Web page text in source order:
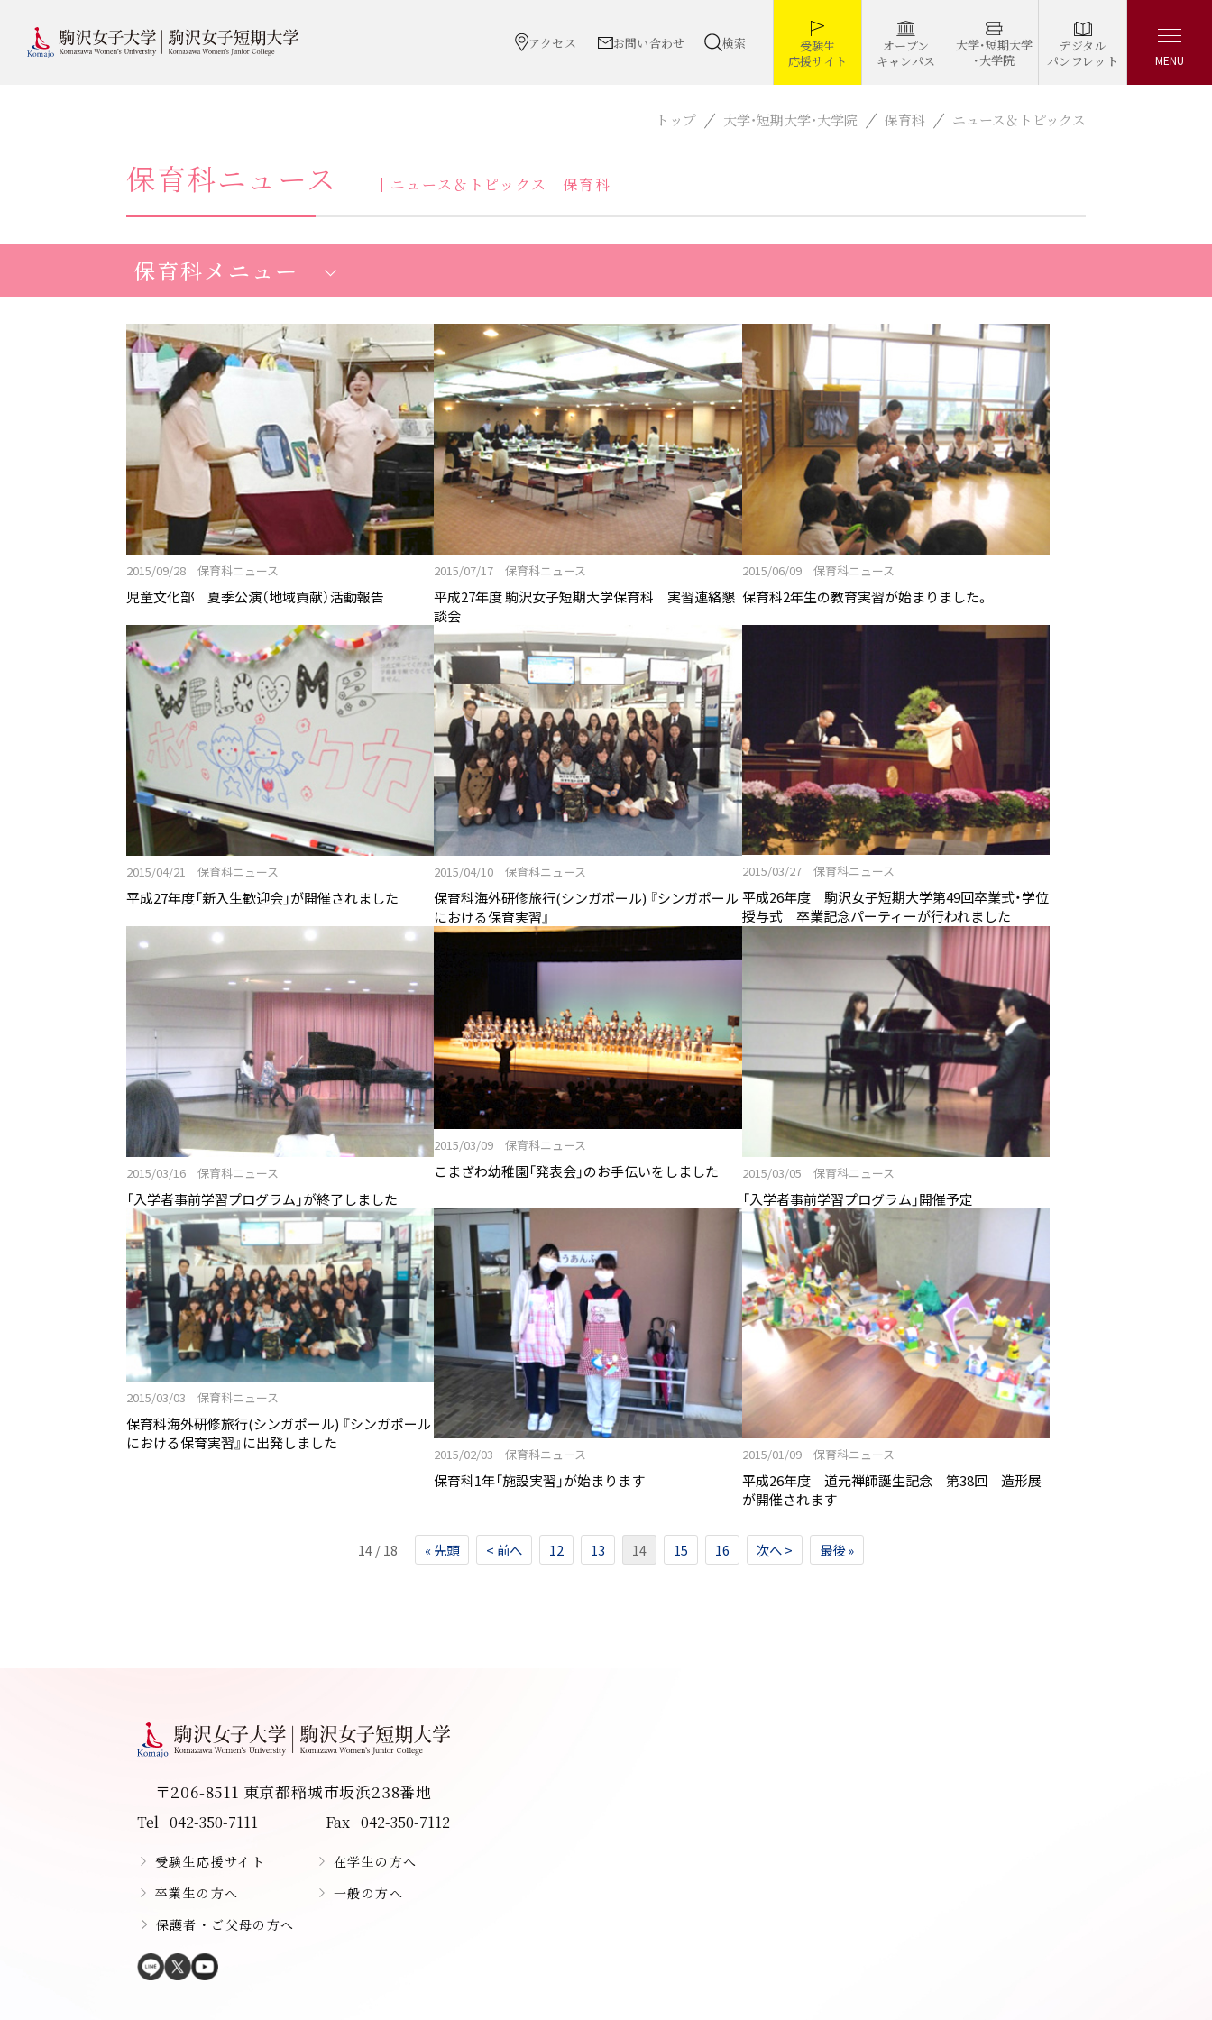
アクセス お問い合わせ 検索
受験生
応援サイト
オープン
キャンパス
大学・短期大学
・大学院
デジタル
パンフレット
MENU
トップ 大学・短期大学・大学院 保育科 ニュース＆トピックス
保育科ニュース ニュース＆トピックス｜保育科
2015/09/28 保育科ニュース
児童文化部 夏季公演（地域貢献）活動報告
2015/07/17 保育科ニュース
平成27年度 駒沢女子短期大学保育科 実習連絡懇
談会
2015/06/09 保育科ニュース
保育科2年生の教育実習が始まりました。
2015/04/21 保育科ニュース
平成27年度「新入生歓迎会」が開催されました
2015/04/10 保育科ニュース
保育科海外研修旅行(シンガポール) 『シンガポール
における保育実習』
2015/03/27 保育科ニュース
平成26年度 駒沢女子短期大学第49回卒業式・学位
授与式 卒業記念パーティーが行われました
2015/03/16 保育科ニュース
「入学者事前学習プログラム」が終了しました
2015/03/09 保育科ニュース
こまざわ幼稚園「発表会」のお手伝いをしました 2015/03/05 保育科ニュース
「入学者事前学習プログラム」開催予定
2015/03/03 保育科ニュース
保育科海外研修旅行(シンガポール) 『シンガポール
における保育実習』に出発しました
2015/02/03 保育科ニュース
保育科1年「施設実習」が始まります
2015/01/09 保育科ニュース
平成26年度 道元禅師誕生記念 第38回 造形展
が開催されます
14 / 18 « 先頭 < 前へ 12 13 14 15 16 次へ > 最後 »
保育科メニュー
短期大学保育科：トップ
魅力いっぱいKOMAJOの特徴
最新の学び
少人数制ゼミ
施設
付属幼稚園
継続サポート
伝統と継承
学びの概要
資格・免許&就職・進学実績
カリキュラム
教員紹介
実習
ニュース&トピックス
2027年度 新たな入試がはじまります！
保育科ニュース
授業紹介
こまざわ幼稚園との交流
卒業生の今
ニュース&トピックス：アーカイブ
〒206-8511 東京都稲城市坂浜238番地
Tel 042-350-7111 Fax 042-350-7112
受験生応援サイト
在学生の方へ
卒業生の方へ
一般の方へ
保護者・ご父母の方へ